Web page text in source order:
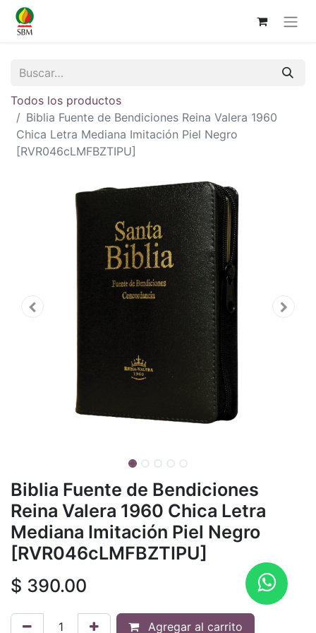
Todos los productos
Biblia Fuente de Bendiciones Reina Valera 1960
Chica Letra Mediana Imitación Piel Negro
[RVR046cLMFBZTIPU]
Biblia Fuente de Bendiciones
Reina Valera 1960 Chica Letra
Mediana Imitación Piel Negro
[RVR046cLMFBZTIPU]
$ 390.00
Agregar al carrito